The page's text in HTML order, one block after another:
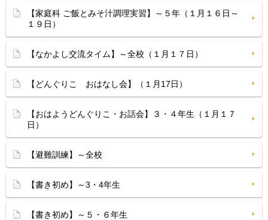
【家庭科 ご飯とみそ汁調理実習】～５年（１月１６日～
１９日）
【なかよし交流タイム】～全校（１月１７日）
【どんぐりこ おはなし会】（１月17日）
【おはようどんぐりこ・お話会】３・４年生（１月１７
日）
【避難訓練】～全校
【書き初め】～3・4年生
【書き初め】～５・６年生